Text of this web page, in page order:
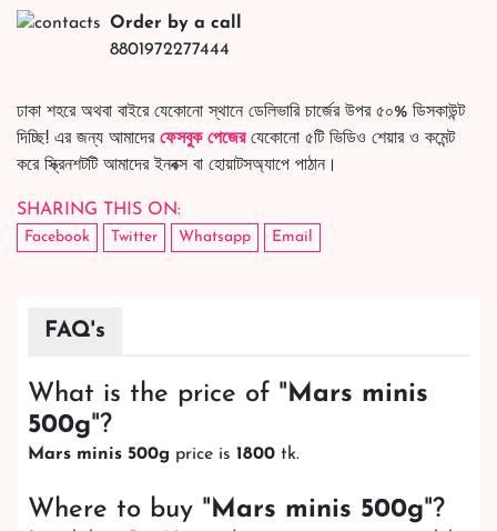
Order by a call
8801972277444
ঢাকা শহরে অথবা বাইরে যেকোনো স্থানে ডেলিভারি চার্জের উপর ৫০% ডিসকাউন্ট
দিচ্ছি! এর জন্য আমাদের ফেসবুক পেজেরযেকোনো ৫টি ভিডিও শেয়ার ও কমেন্ট
করে স্ক্রিনশটটি আমাদের ইনবক্স বা হোয়াটসঅ্যাপে পাঠান।
SHARING THIS ON:
Facebook Twitter Whatsapp Email
FAQ's
What is the price of "Mars minis
500g"?
Mars minis 500g price is 1800 tk.
Where to buy "Mars minis 500g"?